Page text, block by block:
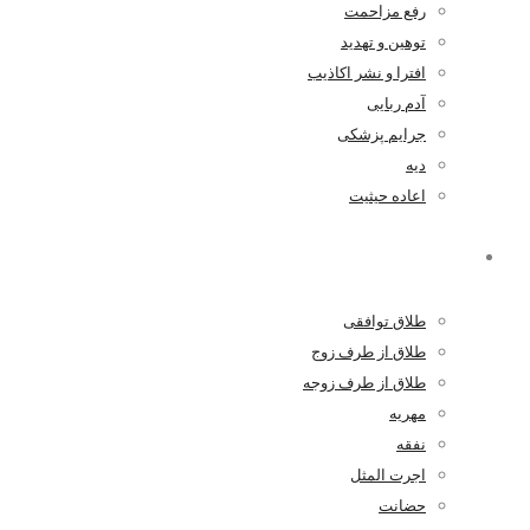
رفع مزاحمت
توهین و تهدید
افترا و نشر اکاذیب
آدم ربایی
جرایم پزشکی
دیه
اعاده حیثیت
طلاق توافقی
طلاق از طرف زوج
طلاق از طرف زوجه
مهریه
نفقه
اجرت المثل
حضانت